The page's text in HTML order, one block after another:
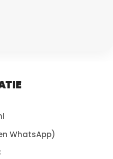
WhatsApp)